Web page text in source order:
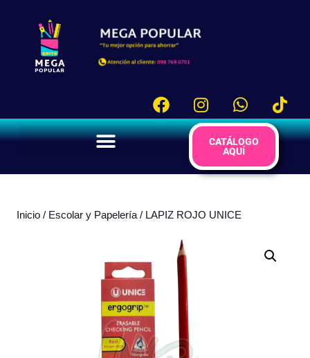
CATÁLOGO
AQUÍ
Inicio / Escolar y Papelería / LAPIZ ROJO UNICE